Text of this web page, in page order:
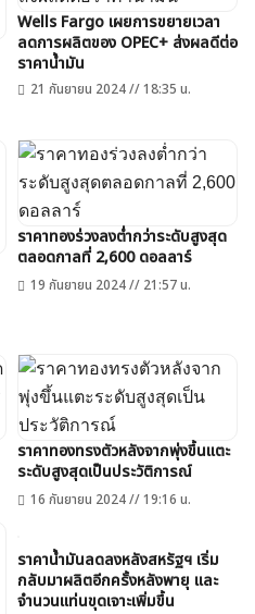
Wells Fargo เผยการขยายเวลา
ลดการผลิตของ OPEC+ ส่งผลดีต่อ
ราคาน้ำมัน
21 กันยายน 2024 // 18:35 น.
ราคาทองร่วงลงต่ำกว่าระดับสูงสุด
ตลอดกาลที่ 2,600 ดอลลาร์
19 กันยายน 2024 // 21:57 น.
ราคาทองทรงตัวหลังจากพุ่งขึ้นแตะ
ระดับสูงสุดเป็นประวัติการณ์
16 กันยายน 2024 // 19:16 น.
ราคาน้ำมันลดลงหลังสหรัฐฯ เริ่ม
กลับมาผลิตอีกครั้งหลังพายุ และ
จำนวนแท่นขุดเจาะเพิ่มขึ้น